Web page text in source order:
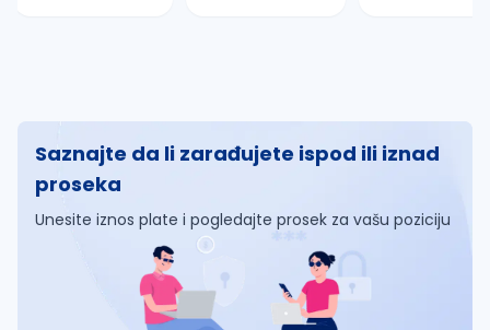
Saznajte da li zarađujete ispod ili iznad
proseka
Unesite iznos plate i pogledajte prosek za vašu poziciju